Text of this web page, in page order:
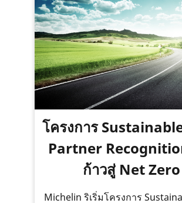
โครงการ
Partner
ก้าวสู่ Net Zero
Michelin ริเริ่มโครงการ